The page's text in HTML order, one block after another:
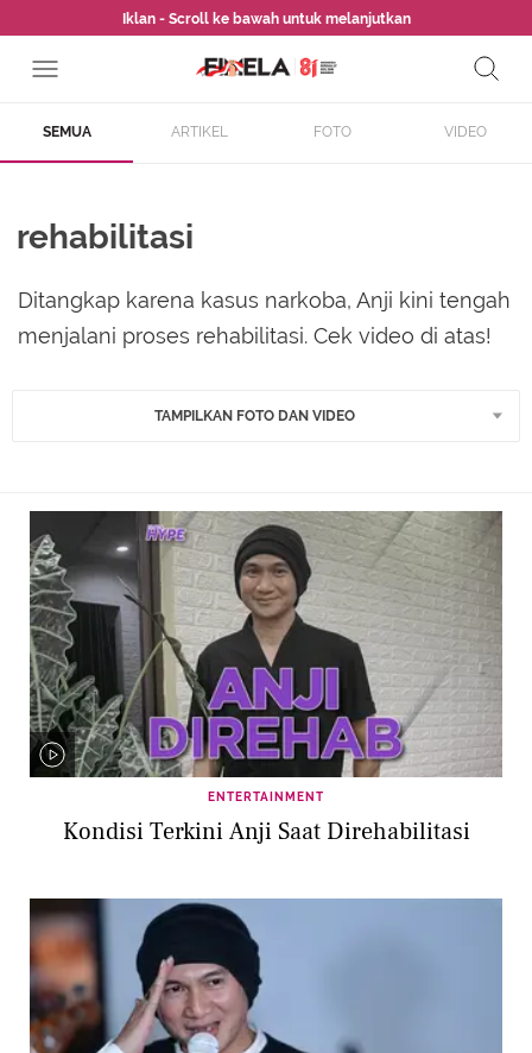
Iklan - Scroll ke bawah untuk melanjutkan
SEMUA ARTIKEL FOTO VIDEO
rehabilitasi
Ditangkap karena kasus narkoba, Anji kini tengah
menjalani proses rehabilitasi. Cek video di atas!
TAMPILKAN FOTO DAN VIDEO
ENTERTAINMENT
Kondisi Terkini Anji Saat Direhabilitasi